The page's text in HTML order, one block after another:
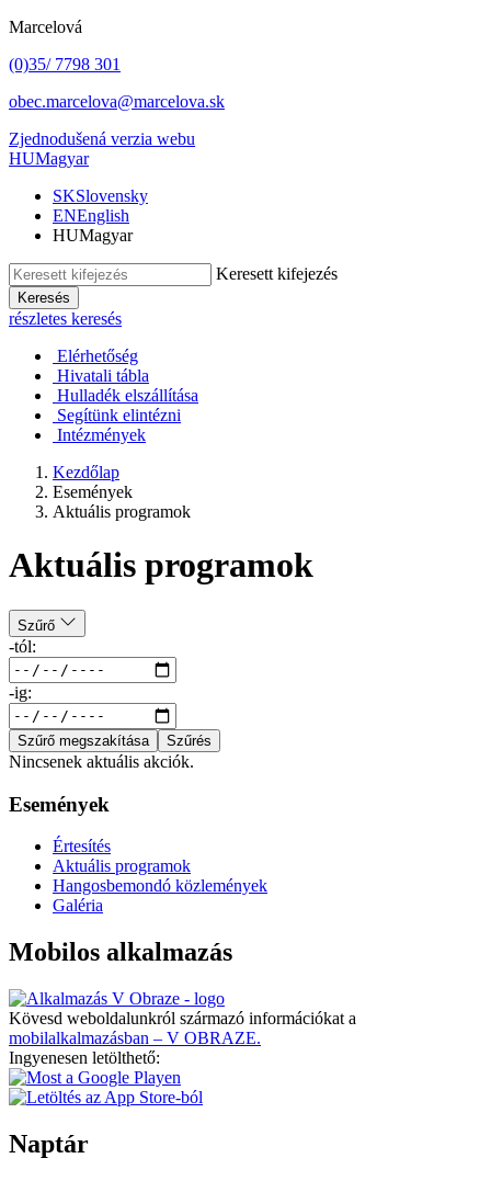
Marcelová
(0)35/ 7798 301
obec.marcelova@marcelova.sk
Zjednodušená verzia webu
HUMagyar
SKSlovensky
ENEnglish
HUMagyar
Keresett kifejezés
Keresés
részletes keresés
Elérhetőség
Hivatali tábla
Hulladék elszállítása
Segítünk elintézni
Intézmények
Kezdőlap
Események
Aktuális programok
Aktuális programok
Szűrő
-tól:
-ig:
Szűrő megszakítása Szűrés
Nincsenek aktuális akciók.
Események
Értesítés
Aktuális programok
Hangosbemondó közlemények
Galéria
Mobilos alkalmazás
Kövesd weboldalunkról származó információkat a
mobilalkalmazásban – V OBRAZE.
Ingyenesen letölthető:
Naptár